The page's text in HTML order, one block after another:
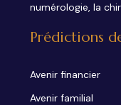
numérologie, la
Prédictions
Avenir financier
Avenir familial